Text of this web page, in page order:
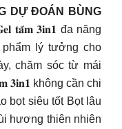
DỰ ĐOÁN BÙNG
𝐭𝐚̆́𝐦 𝟑𝐢𝐧𝟏 đa năng
lý tưởng cho
chăm sóc từ mái
𝟑𝐢𝐧𝟏 không cần chi
bọt siêu tốt Bọt lâu
hương thiên nhiên